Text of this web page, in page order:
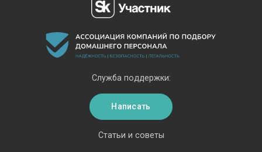
Статьи и советы
Служба поддержки:
Написать